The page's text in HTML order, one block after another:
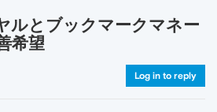
ルとブックマークマネー
希望
Log in to reply